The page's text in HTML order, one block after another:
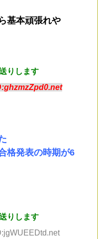
基本頑張れや
りします
格発表の時期が6
りします